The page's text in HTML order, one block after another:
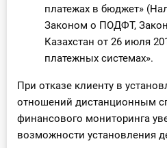
платежах в бюджет»
Законом о ПОДФТ,
Казахстан от 26 июля
платежных системах».
При отказе клиенту в
отношений дистанционным
финансового мониторинга
возможности установления